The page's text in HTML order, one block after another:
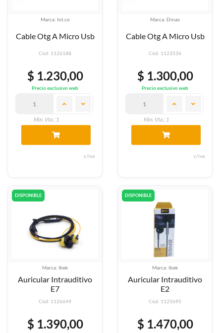
Marca: Int.co
Cable Otg A Micro Usb
Cód: 1126188
$ 1.230,00
Precio exclusivo web
Min. Vta.: 1
c/iva
Marca: Dinax
Cable Otg A Micro Usb
Cód: 1123536
$ 1.300,00
Precio exclusivo web
Min. Vta.: 1
c/iva
DISPONIBLE
Marca: Ibek
Auricular Intrauditivo
E7
Cód: 1126649
$ 1.390,00
DISPONIBLE
Marca: Ibek
Auricular Intrauditivo
E2
Cód: 1125695
$ 1.470,00